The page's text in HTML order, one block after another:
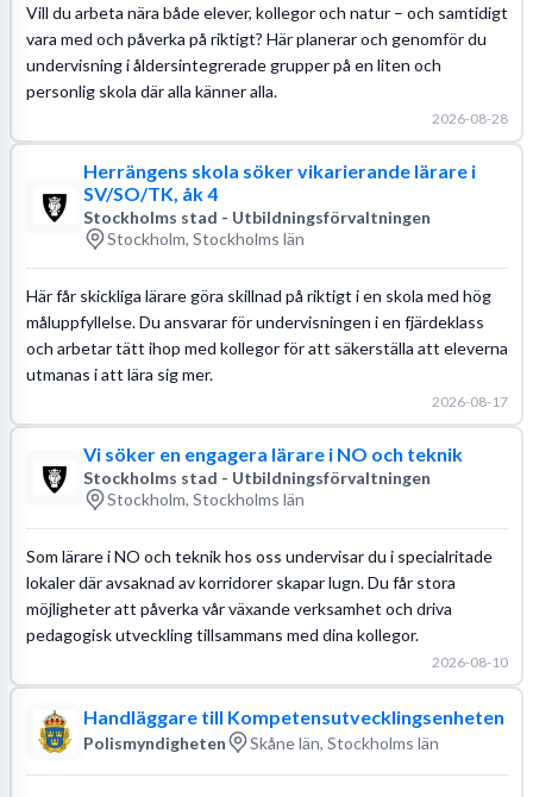
Vill du arbeta nära både elever, kollegor och natur – och samtidigt
vara med och påverka på riktigt? Här planerar och genomför du
undervisning i åldersintegrerade grupper på en liten och
personlig skola där alla känner alla.
2026-08-28
Herrängens skola söker vikarierande lärare i
SV/SO/TK, åk 4
Stockholms stad - Utbildningsförvaltningen
Stockholm, Stockholms län
Här får skickliga lärare göra skillnad på riktigt i en skola med hög
måluppfyllelse. Du ansvarar för undervisningen i en fjärdeklass
och arbetar tätt ihop med kollegor för att säkerställa att eleverna
utmanas i att lära sig mer.
2026-08-17
Vi söker en engagera lärare i NO och teknik
Stockholms stad - Utbildningsförvaltningen
Stockholm, Stockholms län
Som lärare i NO och teknik hos oss undervisar du i specialritade
lokaler där avsaknad av korridorer skapar lugn. Du får stora
möjligheter att påverka vår växande verksamhet och driva
pedagogisk utveckling tillsammans med dina kollegor.
2026-08-10
Handläggare till Kompetensutvecklingsenheten
Polismyndigheten Skåne län, Stockholms län